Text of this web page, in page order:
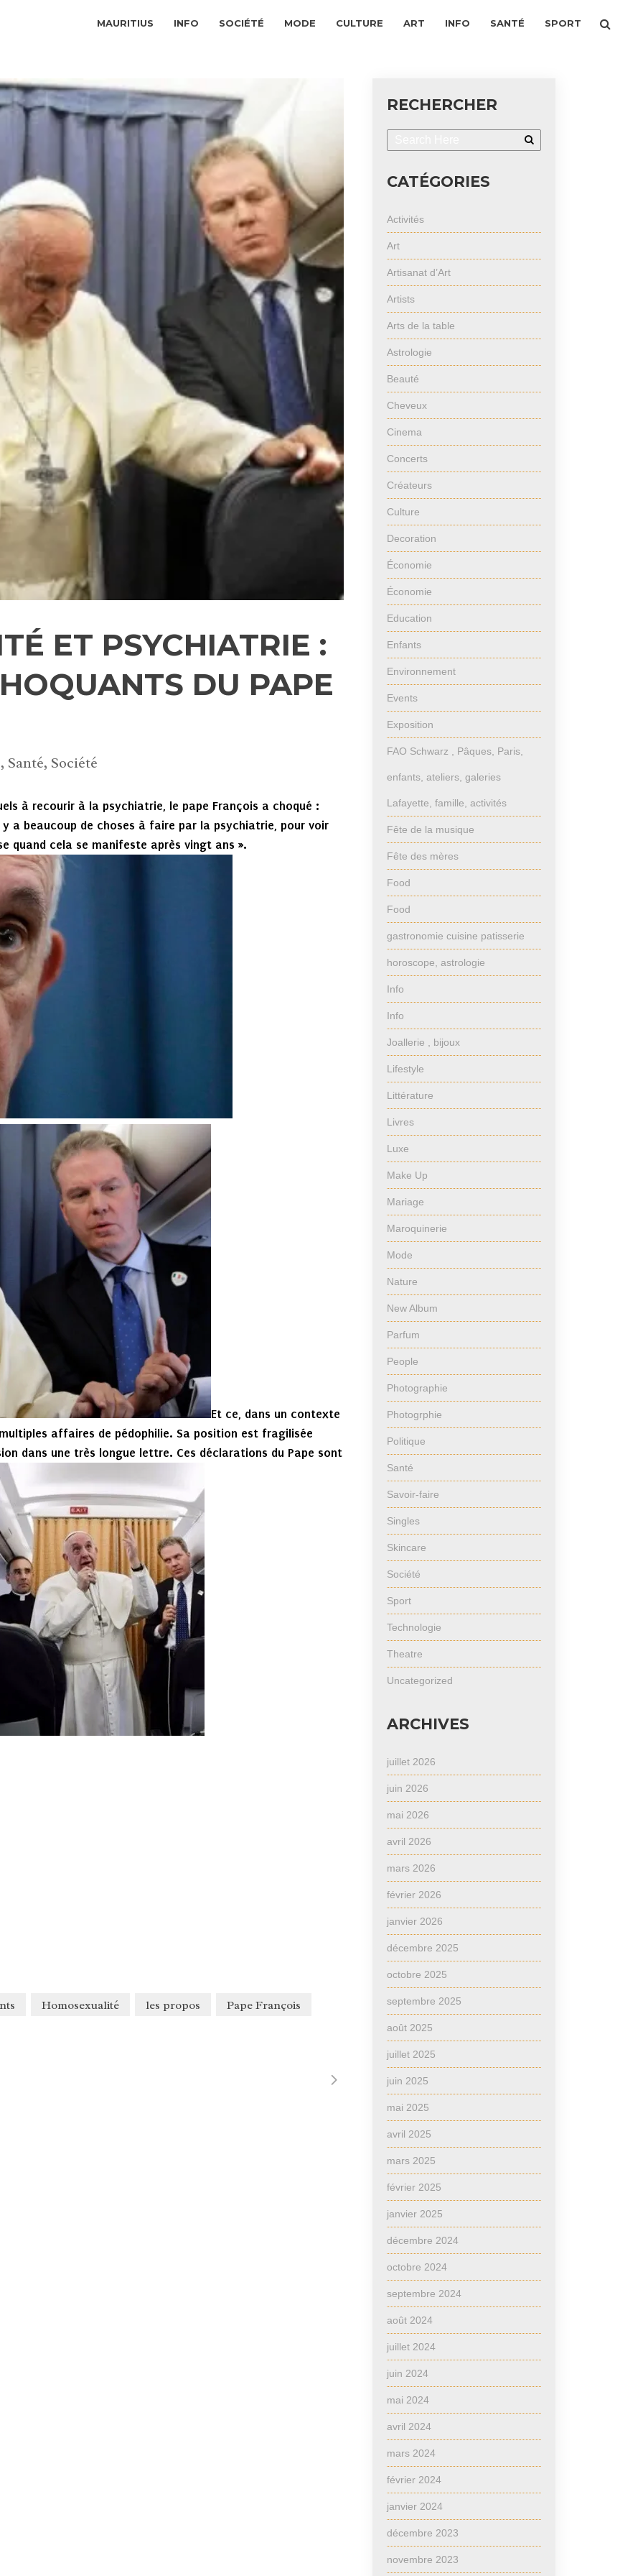
MAURITIUS INFO SOCIÉTÉ MODE CULTURE ART INFO SANTÉ SPORT
ET PSYCHIATRIE :
DU PAPE
, Santé, Société
à recourir à la psychiatrie, le pape François a choqué :
a beaucoup de choses à faire par la psychiatrie, pour voir
quand cela se manifeste après vingt ans ».
Et ce, dans un contexte
affaires de pédophilie. Sa position est fragilisée
dans une très longue lettre. Ces déclarations du Pape sont
Homosexualité les propos
Pape François
RECHERCHER
CATÉGORIES
Activités
Art
Artisanat d’Art
Artists
Arts de la table
Astrologie
Beauté
Cheveux
Cinema
Concerts
Créateurs
Culture
Decoration
Économie
Économie
Education
Enfants
Environnement
Events
Exposition
FAO Schwarz , Pâques, Paris,
enfants, ateliers, galeries
Lafayette, famille, activités
Fête de la musique
Fête des mères
Food
Food
gastronomie cuisine patisserie
horoscope, astrologie
Info
Info
Joallerie , bijoux
Lifestyle
Littérature
Livres
Luxe
Make Up
Mariage
Maroquinerie
Mode
Nature
New Album
Parfum
People
Photographie
Photogrphie
Politique
Santé
Savoir-faire
Singles
Skincare
Société
Sport
Technologie
Theatre
Uncategorized
ARCHIVES
juillet 2026
juin 2026
mai 2026
avril 2026
mars 2026
février 2026
janvier 2026
décembre 2025
octobre 2025
septembre 2025
août 2025
juillet 2025
juin 2025
mai 2025
avril 2025
mars 2025
février 2025
janvier 2025
décembre 2024
octobre 2024
septembre 2024
août 2024
juillet 2024
juin 2024
mai 2024
avril 2024
mars 2024
février 2024
janvier 2024
décembre 2023
novembre 2023